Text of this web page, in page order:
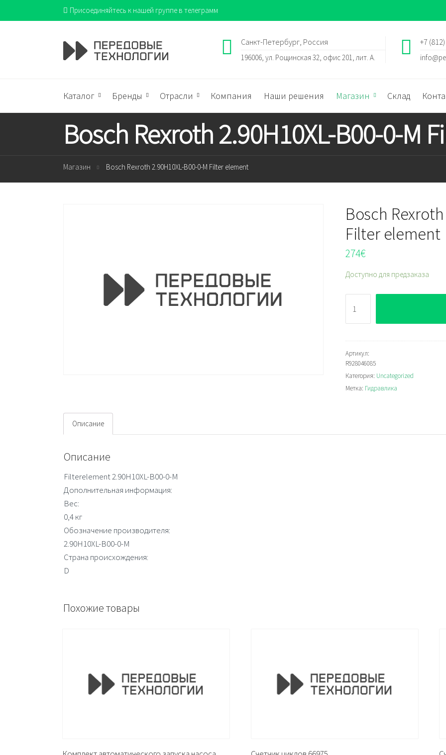
Присоединяйтесь к нашей группе в телеграмм
+7
Санкт-Петербург, Россия
196006, ул. Рощинская 32, офис 201, лит. А.
Каталог Бренды Отрасли Компания Наши решения Магазин Склад
Bosch Rexroth 2.90H10XL-B00-0-M
Магазин Bosch Rexroth 2.90H10XL-B00-0-M Filter element
Bosch Rexroth
Filter element
274€
Доступно для предзаказа
Bosch
Rexroth
2.90H10XL-
B00-
0-
M
Filter
Артикул:
R928046085
Категория: Uncategorized
Метка: Гидравлика
Описание
Описание
Filterelement 2.90H10XL-B00-0-M
Дополнительная информация:
Вес:
0,4 кг
Обозначение производителя:
2.90H10XL-B00-0-M
Страна происхождения:
D
Похожие товары